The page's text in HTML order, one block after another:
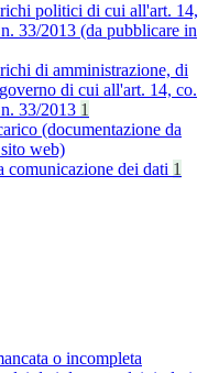
politici di cui all'art. 14,
33/2013 (da pubblicare in
di amministrazione, di
di cui all'art. 14, co.
33/2013 1
(documentazione da
web)
comunicazione dei dati 1
o incompleta